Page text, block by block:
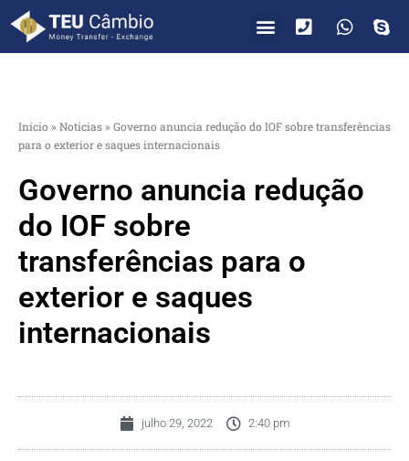
Início » Notícias » Governo anuncia redução do IOF sobre transferências
para o exterior e saques internacionais
Governo anuncia redução
do IOF sobre
transferências para o
exterior e saques
internacionais
julho 29, 2022 2:40 pm